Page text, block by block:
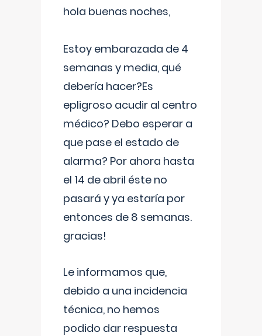
hola buenas noches,
Estoy embarazada de 4
semanas y media, qué
debería hacer?Es
epligroso acudir al centro
médico? Debo esperar a
que pase el estado de
alarma? Por ahora hasta
el 14 de abril éste no
pasará y ya estaría por
entonces de 8 semanas.
gracias!
Le informamos que,
debido a una incidencia
técnica, no hemos
podido dar respuesta